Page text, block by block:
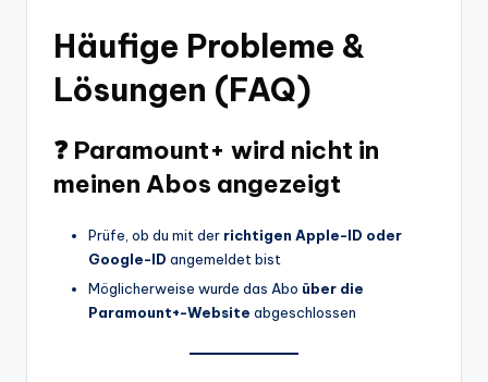
Häufige Probleme &
Lösungen (FAQ)
❓ Paramount+ wird nicht in
meinen Abos angezeigt
Prüfe, ob du mit der richtigen Apple-ID oder
Google-ID angemeldet bist
Möglicherweise wurde das Abo über die
Paramount+-Website abgeschlossen